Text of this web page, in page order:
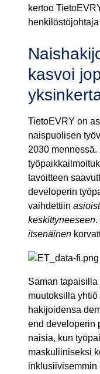
kertoo
henkilöstöjohtaja
kasvoi
TietoEVRY on
naispuolisen
2030
tavoitteen
developerin
vaihdettiin
keskittyneeseen.
itsenäinen
Saman
muutoksilla
hakijoidensa
end developerin
naisia, kun
maskuliiniseksi
inklusiivisemmin